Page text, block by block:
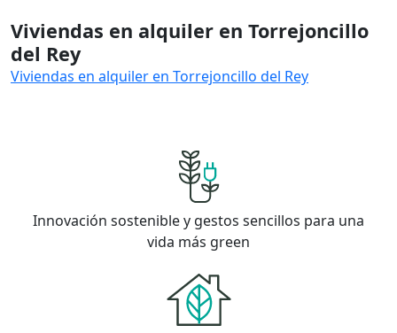
Viviendas en alquiler en Torrejoncillo
del Rey
Viviendas en alquiler en Torrejoncillo del Rey
Innovación sostenible y gestos sencillos para una
vida más green